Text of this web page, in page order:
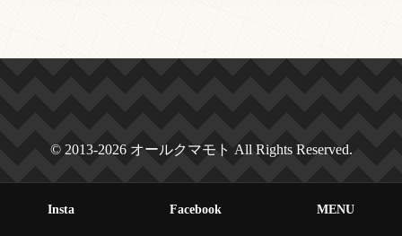
© 2013-2026 オールクマモト All Rights Reserved.
Insta Facebook MENU